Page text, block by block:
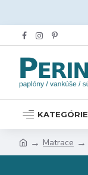
KATEGÓRIE
Matrace